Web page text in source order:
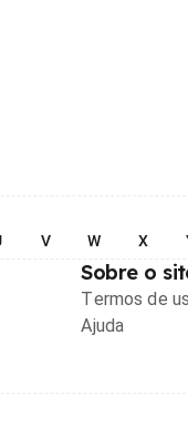
V W X
Sobre o
Termos de
Ajuda